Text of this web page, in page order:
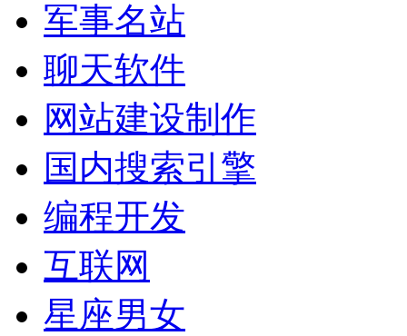
军事名站
聊天软件
网站建设制作
国内搜索引擎
编程开发
互联网
星座男女